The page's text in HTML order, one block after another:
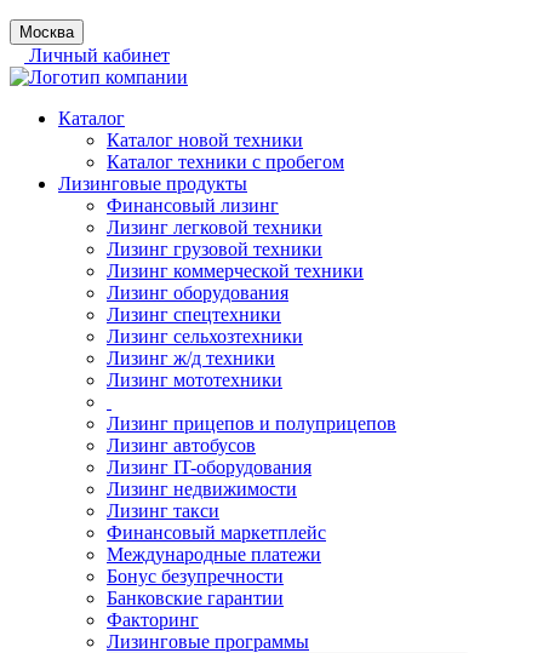
Москва
Личный кабинет
Каталог
Каталог новой техники
Каталог техники с пробегом
Лизинговые продукты
Финансовый лизинг
Лизинг легковой техники
Лизинг грузовой техники
Лизинг коммерческой техники
Лизинг оборудования
Лизинг спецтехники
Лизинг сельхозтехники
Лизинг ж/д техники
Лизинг мототехники
Лизинг прицепов и полуприцепов
Лизинг автобусов
Лизинг IT-оборудования
Лизинг недвижимости
Лизинг такси
Финансовый маркетплейс
Международные платежи
Бонус безупречности
Банковские гарантии
Факторинг
Лизинговые программы